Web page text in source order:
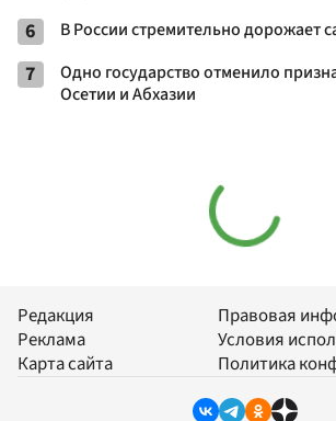
6 В России стремительно дорожает
7
Одно государство отменило
Осетии и Абхазии
Редакция
Реклама
Карта сайта
Правовая
Условия
Политика